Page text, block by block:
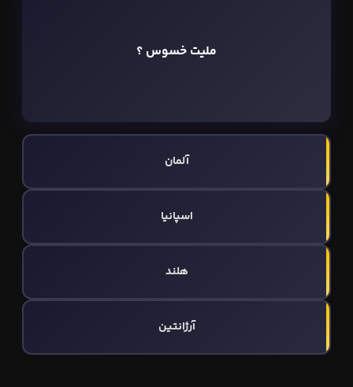
ملیت خسوس ؟
آلمان
اسپانیا
هلند
آرژانتین